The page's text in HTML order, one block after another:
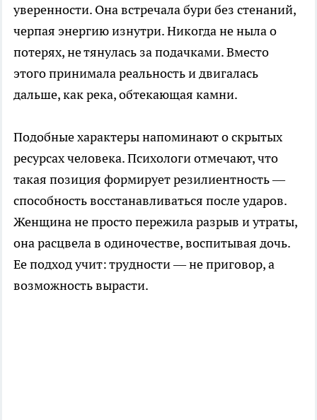
уверенности. Она встречала бури без стенаний,
черпая энергию изнутри. Никогда не ныла о
потерях, не тянулась за подачками. Вместо
этого принимала реальность и двигалась
дальше, как река, обтекающая камни.
Подобные характеры напоминают о скрытых
ресурсах человека. Психологи отмечают, что
такая позиция формирует резилиентность —
способность восстанавливаться после ударов.
Женщина не просто пережила разрыв и утраты,
она расцвела в одиночестве, воспитывая дочь.
Ее подход учит: трудности — не приговор, а
возможность вырасти.